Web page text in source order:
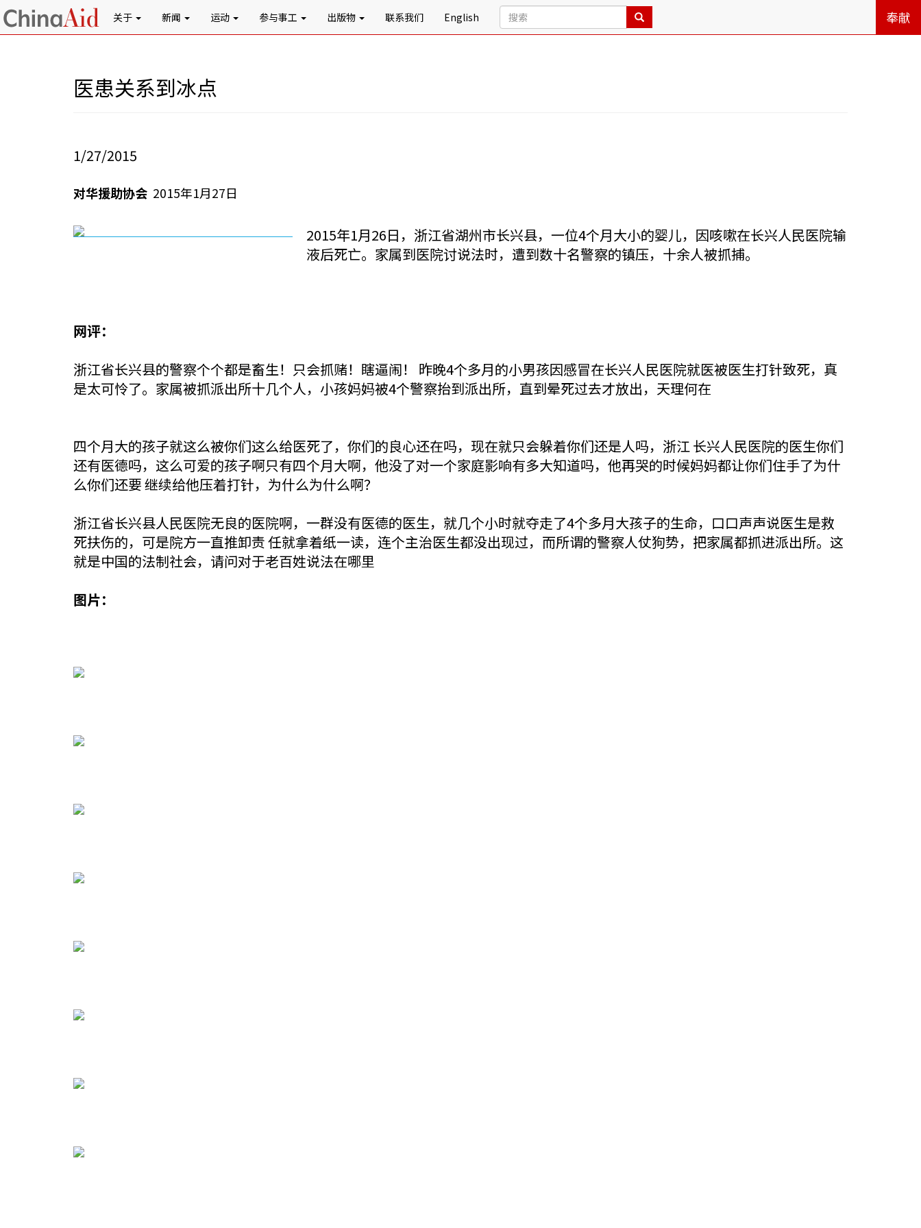
关于 新闻 运动 参与事工 出版物 联系我们 English 奉献
医患关系到冰点
1/27/2015
对华援助协会 2015年1月27日
2015年1月26日，浙江省湖州市长兴县，一位4个月大小的婴儿，因咳嗽在长兴人民医院输
液后死亡。家属到医院讨说法时，遭到数十名警察的镇压，十余人被抓捕。
网评：
浙江省长兴县的警察个个都是畜生！只会抓赌！瞎逼闹！ 昨晚4个多月的小男孩因感冒在长兴人民医院就医被医生打针致死，真
是太可怜了。家属被抓派出所十几个人，小孩妈妈被4个警察抬到派出所，直到晕死过去才放出，天理何在
四个月大的孩子就这么被你们这么给医死了，你们的良心还在吗，现在就只会躲着你们还是人吗，浙江 长兴人民医院的医生你们
还有医德吗，这么可爱的孩子啊只有四个月大啊，他没了对一个家庭影响有多大知道吗，他再哭的时候妈妈都让你们住手了为什
么你们还要 继续给他压着打针，为什么为什么啊？
浙江省长兴县人民医院无良的医院啊，一群没有医德的医生，就几个小时就夺走了4个多月大孩子的生命，口口声声说医生是救
死扶伤的，可是院方一直推卸责 任就拿着纸一读，连个主治医生都没出现过，而所谓的警察人仗狗势，把家属都抓进派出所。这
就是中国的法制社会，请问对于老百姓说法在哪里
图片：